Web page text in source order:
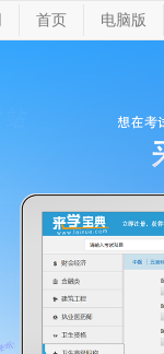
首页 电脑版